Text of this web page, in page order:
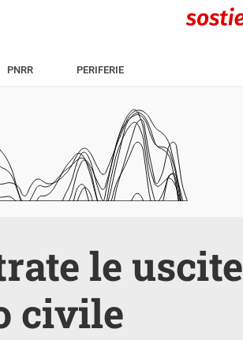
PNRR PERIFERIE
le uscite
civile